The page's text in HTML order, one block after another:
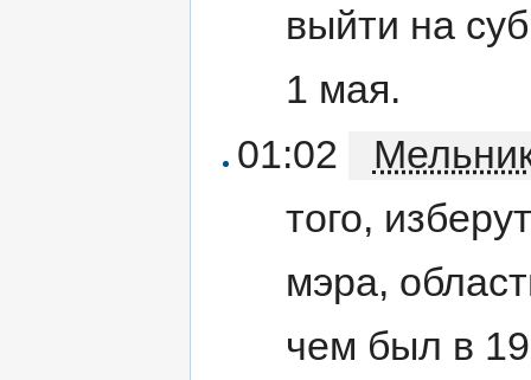
выйти на
1 мая.
01:02
того,
мэра,
чем был в